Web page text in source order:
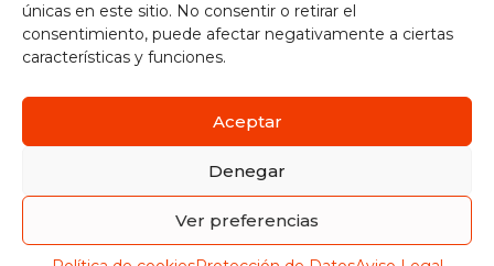
únicas en este sitio. No consentir o retirar el
consentimiento, puede afectar negativamente a ciertas
características y funciones.
Aceptar
Denegar
Ver preferencias
Política de Cookies|Aviso Legal|Protección de Datos
Política de seguridad de la información
Connection Soft Service